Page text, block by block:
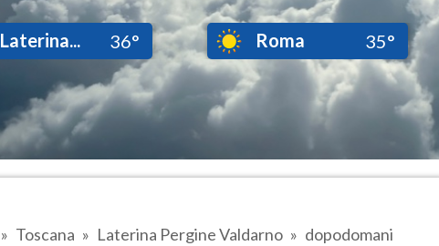
Laterina... 36° Roma 35°
Toscana Laterina Pergine Valdarno dopodomani